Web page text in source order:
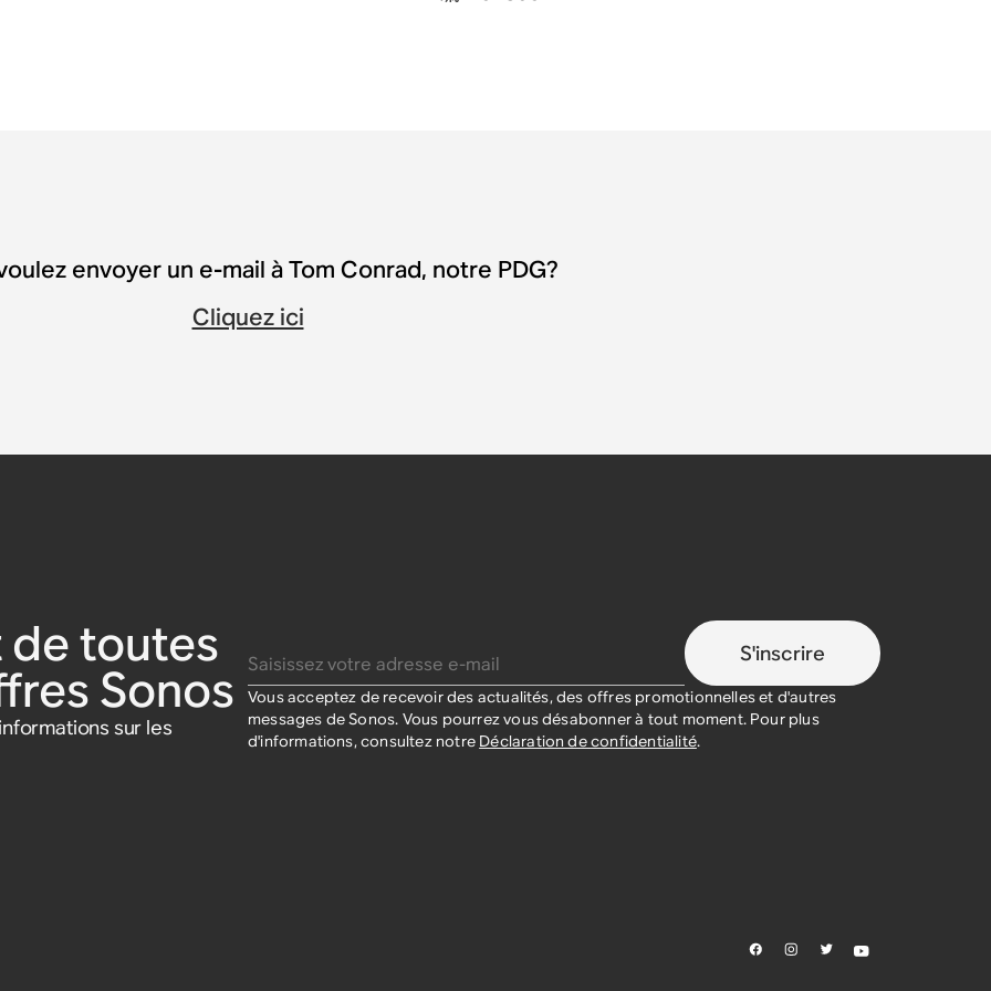
envoyer un e-mail à Tom Conrad, notre PDG?
Cliquez ici
de toutes
Sonos
sur les
S'inscrire
Vous acceptez de recevoir des actualités, des offres promotionnelles et d'autres
messages de Sonos. Vous pourrez vous désabonner à tout moment. Pour plus
d'informations, consultez notre Déclaration de confidentialité.